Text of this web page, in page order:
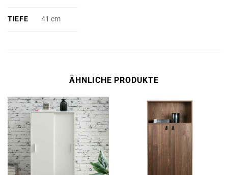
TIEFE 41 cm
ÄHNLICHE PRODUKTE